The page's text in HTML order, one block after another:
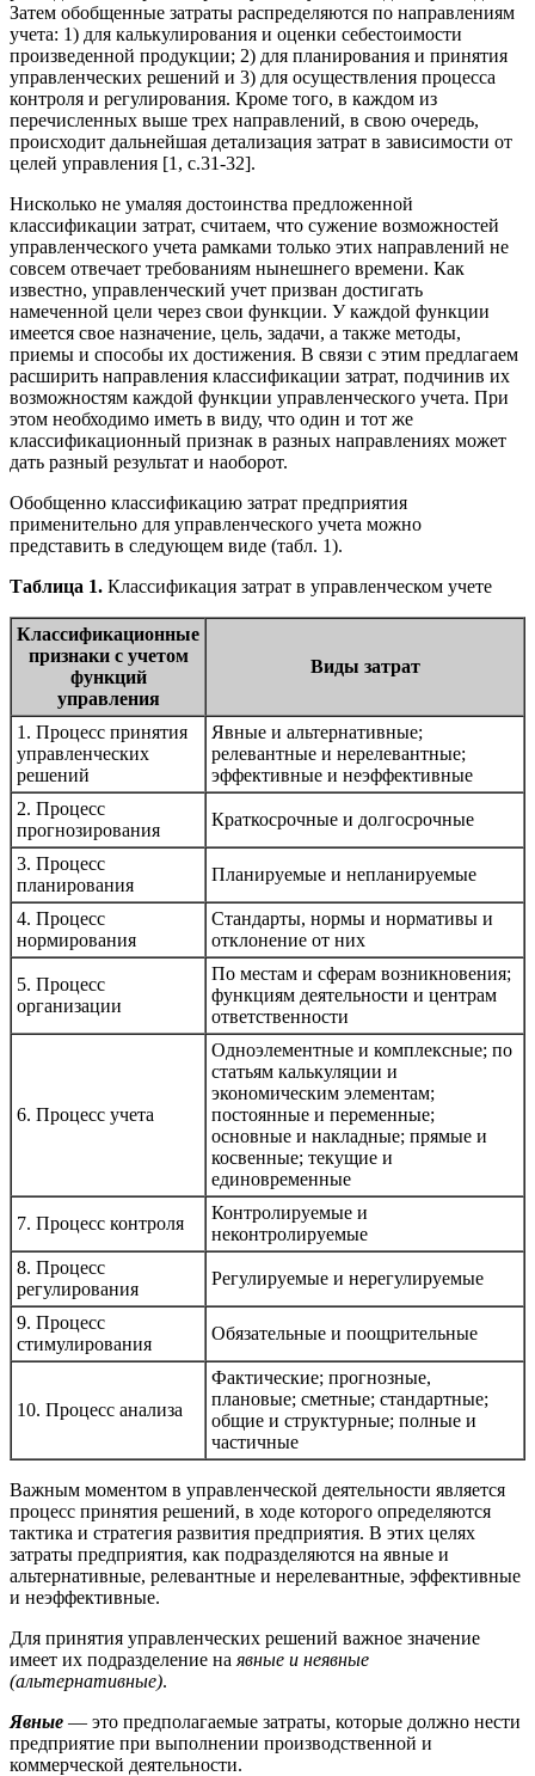
Затем обобщенные затраты распределяются по направлениям
учета: 1) для калькулирования и оценки себестоимости
произведенной продукции; 2) для планирования и принятия
управленческих решений и 3) для осуществления процесса
контроля и регулирования. Кроме того, в каждом из
перечисленных выше трех направлений, в свою очередь,
происходит дальнейшая детализация затрат в зависимости от
целей управления [1, с.31-32].
Нисколько не умаляя достоинства предложенной
классификации затрат, считаем, что сужение возможностей
управленческого учета рамками только этих направлений не
совсем отвечает требованиям нынешнего времени. Как
известно, управленческий учет призван достигать
намеченной цели через свои функции. У каждой функции
имеется свое назначение, цель, задачи, а также методы,
приемы и способы их достижения. В связи с этим предлагаем
расширить направления классификации затрат, подчинив их
возможностям каждой функции управленческого учета. При
этом необходимо иметь в виду, что один и тот же
классификационный признак в разных направлениях может
дать разный результат и наоборот.
Обобщенно классификацию затрат предприятия
применительно для управленческого учета можно
представить в следующем виде (табл. 1).
Таблица 1. Классификация затрат в управленческом учете
Классификационные
признаки с учетом
функций
управления
Виды затрат
1. Процесс принятия
управленческих
решений
Явные и альтернативные;
релевантные и нерелевантные;
эффективные и неэффективные
2. Процесс
прогнозирования
Краткосрочные и долгосрочные
3. Процесс
планирования
Планируемые и непланируемые
4. Процесс
нормирования
Стандарты, нормы и нормативы и
отклонение от них
5. Процесс
организации
По местам и сферам возникновения;
функциям деятельности и центрам
ответственности
6. Процесс учета
Одноэлементные и комплексные; по
статьям калькуляции и
экономическим элементам;
постоянные и переменные;
основные и накладные; прямые и
косвенные; текущие и
единовременные
7. Процесс контроля
Контролируемые и
неконтролируемые
8. Процесс
регулирования
Регулируемые и нерегулируемые
9. Процесс
стимулирования
Обязательные и поощрительные
10. Процесс анализа
Фактические; прогнозные,
плановые; сметные; стандартные;
общие и структурные; полные и
частичные
Важным моментом в управленческой деятельности является
процесс принятия решений, в ходе которого определяются
тактика и стратегия развития предприятия. В этих целях
затраты предприятия, как подразделяются на явные и
альтернативные, релевантные и нерелевантные, эффективные
и неэффективные.
Для принятия управленческих решений важное значение
имеет их подразделение на явные и неявные
(альтернативные).
Явные — это предполагаемые затраты, которые должно нести
предприятие при выполнении производственной и
коммерческой деятельности.